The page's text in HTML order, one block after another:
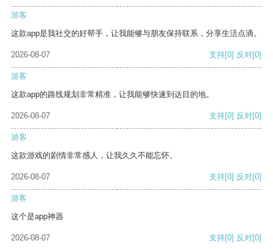
游客
这款app是我社交的好帮手，让我能够与朋友保持联系，分享生活点滴。
2026-08-07 支持[0] 反对[0]
游客
这款app的路线规划非常精准，让我能够快速到达目的地。
2026-08-07 支持[0] 反对[0]
游客
这款游戏的剧情非常感人，让我久久不能忘怀。
2026-08-07 支持[0] 反对[0]
游客
这个是app神器
2026-08-07 支持[0] 反对[0]